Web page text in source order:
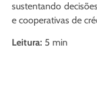
sustentando
e cooperativas de
Leitura: 5 min